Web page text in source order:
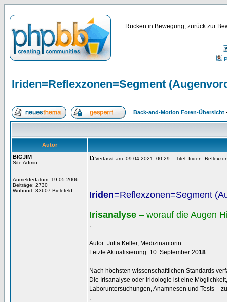
Rücken in Bewegung, zurück zur
Iriden=Reflexzonen=Segment
Back-and-Motion Foren-Übersicht
Autor
BIGJIM
Site Admin
Anmeldedatum: 19.05.2006
Beiträge: 2730
Wohnort: 33607 Bielefeld
Verfasst am: 09.04.2021, 00:29 Titel:
.
.
Iriden=Reflexzonen=Segment
.
Irisanalyse – worauf die Augen
.
.
Autor: Jutta Keller, Medizinautorin
Letzte Aktualisierung: 10. September 2018
.
Nach höchsten wissenschaftlichen Standards
Die Irisanalyse oder Iridologie ist eine
Laboruntersuchungen, Anamnesen und Tests –
.